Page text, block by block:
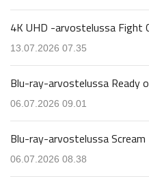
4K UHD -arvostelussa Fight
13.07.2026 07.35
Blu-ray-arvostelussa Ready
06.07.2026 09.01
Blu-ray-arvostelussa Scream
06.07.2026 08.38